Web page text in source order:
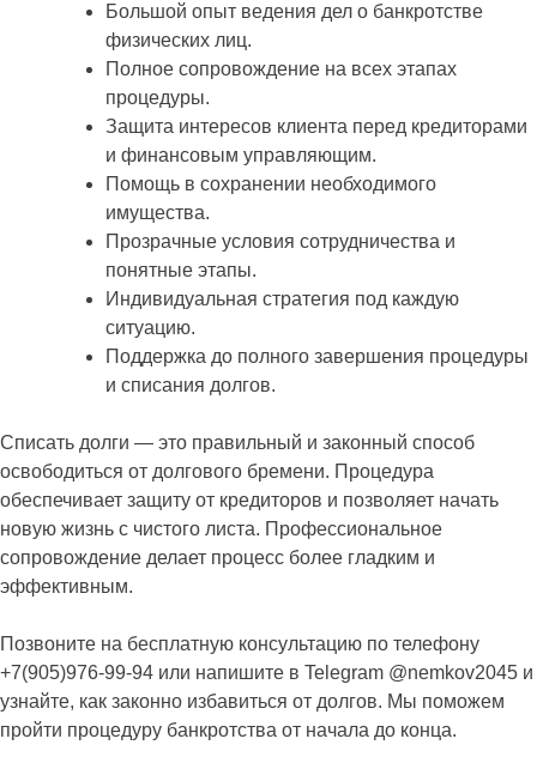
Большой опыт ведения дел о банкротстве
физических лиц.
Полное сопровождение на всех этапах
процедуры.
Защита интересов клиента перед кредиторами
и финансовым управляющим.
Помощь в сохранении необходимого
имущества.
Прозрачные условия сотрудничества и
понятные этапы.
Индивидуальная стратегия под каждую
ситуацию.
Поддержка до полного завершения процедуры
и списания долгов.
Списать долги — это правильный и законный способ
освободиться от долгового бремени. Процедура
обеспечивает защиту от кредиторов и позволяет начать
новую жизнь с чистого листа. Профессиональное
сопровождение делает процесс более гладким и
эффективным.
Позвоните на бесплатную консультацию по телефону
+7(905)976-99-94 или напишите в Telegram @nemkov2045 и
узнайте, как законно избавиться от долгов. Мы поможем
пройти процедуру банкротства от начала до конца.